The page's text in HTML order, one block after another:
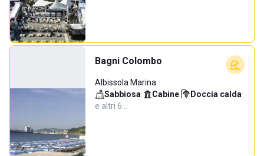
Bagni Colombo
Albissola Marina
Sabbiosa· Cabine· Doccia calda·
e altri 6…